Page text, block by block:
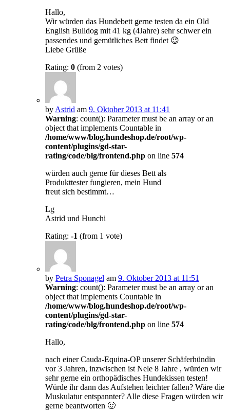
Hallo,
Wir würden das Hundebett gerne testen da ein Old
English Bulldog mit 41 kg (4Jahre) sehr schwer ein
passendes und gemütliches Bett findet 😉
Liebe Grüße
Rating: 0 (from 2 votes)
by Astrid am 9. Oktober 2013 at 11:41
Warning: count(): Parameter must be an array or an
object that implements Countable in
/home/www/blog.hundeshop.de/root/wp-
content/plugins/gd-star-
rating/code/blg/frontend.php on line 574
würden auch gerne für dieses Bett als
Produkttester fungieren, mein Hund
freut sich bestimmt…
Lg
Astrid und Hunchi
Rating: -1 (from 1 vote)
by Petra Sponagel am 9. Oktober 2013 at 11:51
Warning: count(): Parameter must be an array or an
object that implements Countable in
/home/www/blog.hundeshop.de/root/wp-
content/plugins/gd-star-
rating/code/blg/frontend.php on line 574
Hallo,
nach einer Cauda-Equina-OP unserer Schäferhündin
vor 3 Jahren, inzwischen ist Nele 8 Jahre , würden wir
sehr gerne ein orthopädisches Hundekissen testen!
Würde ihr dann das Aufstehen leichter fallen? Wäre die
Muskulatur entspannter? Alle diese Fragen würden wir
gerne beantworten 🙂